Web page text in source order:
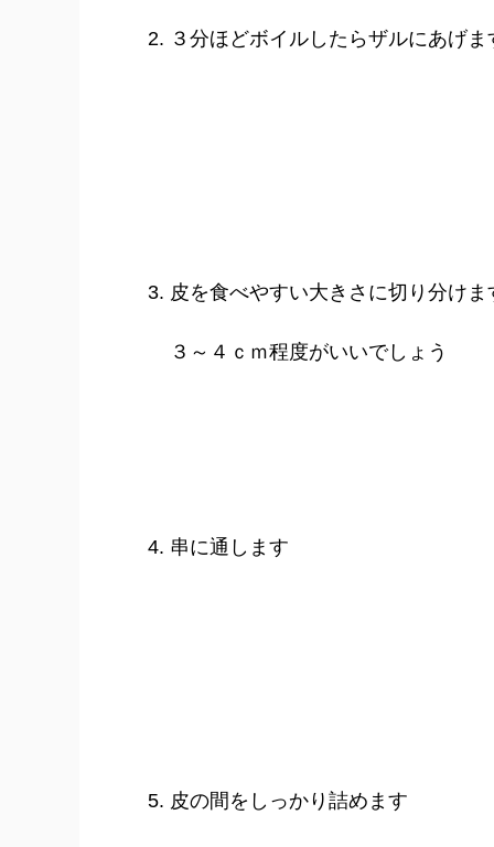
３分ほどボイルしたらザルにあげま
皮を食べやすい大きさに切り分けま
３～４ｃｍ程度がいいでしょう
串に通します
皮の間をしっかり詰めます